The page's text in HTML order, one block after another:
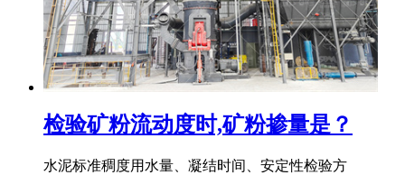
检验矿粉流动度时,矿粉掺量是？
水泥标准稠度用水量、凝结时间、安定性检验方